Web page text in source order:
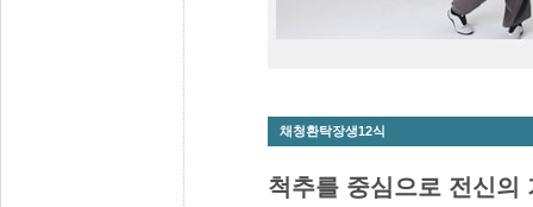
채청환탁장생12식
척추를 중심으로 전신의